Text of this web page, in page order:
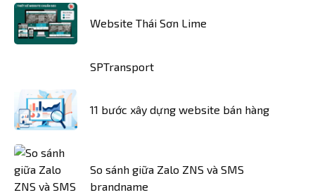
Website Thái Sơn Lime
SPTransport
11 bước xây dựng website bán hàng
So sánh giữa Zalo ZNS và SMS
brandname